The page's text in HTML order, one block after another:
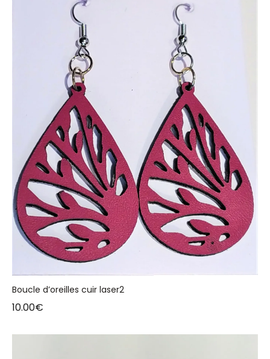
Boucle d’oreilles cuir laser2
10.00€